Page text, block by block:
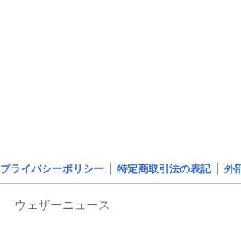
プライバシーポリシー 特定商取引法の表記 外
ウェザーニュース